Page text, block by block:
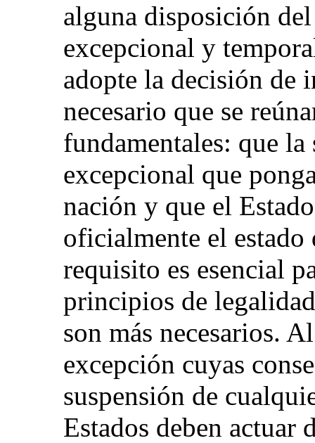
alguna disposición
excepcional y
adopte la decisión de
necesario que se
fundamentales: que la
excepcional que
nación y que el
oficialmente el
requisito es esencial
principios de
son más necesarios.
excepción cuyas
suspensión de
Estados deben actuar